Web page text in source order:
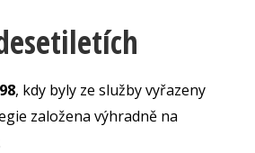
, kdy byly ze služby vyřazeny
založena výhradně na